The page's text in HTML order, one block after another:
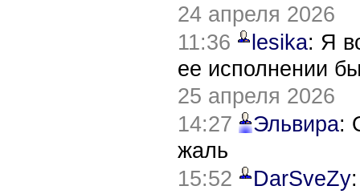
24 апреля 2026
11:36
lesika: Я
ее исполнении
25 апреля 2026
14:27
Эльвира:
жаль
15:52
DarSveZy